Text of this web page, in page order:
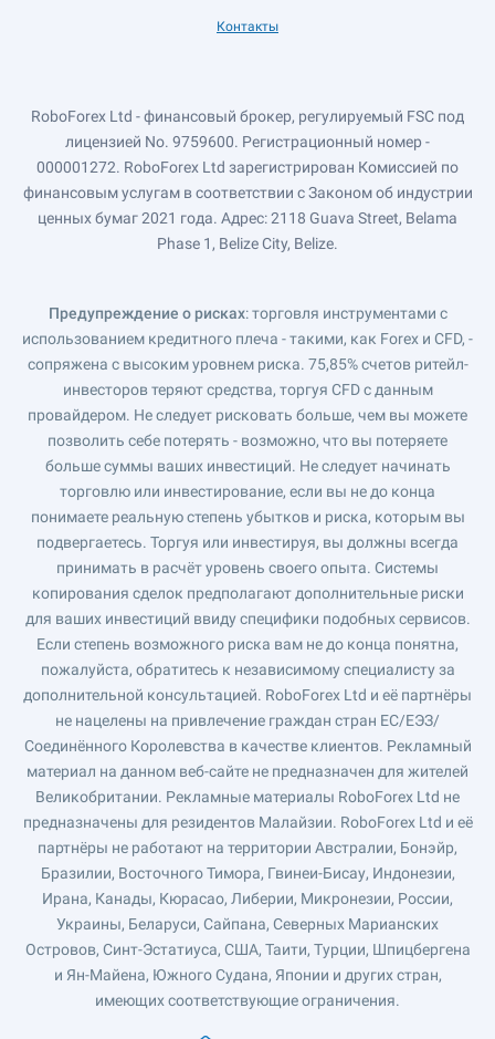
Контакты
RoboForex Ltd - финансовый брокер, регулируемый FSC под
лицензией No. 9759600. Регистрационный номер -
000001272. RoboForex Ltd зарегистрирован Комиссией по
финансовым услугам в соответствии с Законом об индустрии
ценных бумаг 2021 года. Адрес: 2118 Guava Street, Belama
Phase 1, Belize City, Belize.
Предупреждение о рисках: торговля инструментами с
использованием кредитного плеча - такими, как Forex и CFD, -
сопряжена с высоким уровнем риска. 75,85% счетов ритейл-
инвесторов теряют средства, торгуя CFD с данным
провайдером. Не следует рисковать больше, чем вы можете
позволить себе потерять - возможно, что вы потеряете
больше суммы ваших инвестиций. Не следует начинать
торговлю или инвестирование, если вы не до конца
понимаете реальную степень убытков и риска, которым вы
подвергаетесь. Торгуя или инвестируя, вы должны всегда
принимать в расчёт уровень своего опыта. Системы
копирования сделок предполагают дополнительные риски
для ваших инвестиций ввиду специфики подобных сервисов.
Если степень возможного риска вам не до конца понятна,
пожалуйста, обратитесь к независимому специалисту за
дополнительной консультацией. RoboForex Ltd и её партнёры
не нацелены на привлечение граждан стран ЕС/ЕЭЗ/
Соединённого Королевства в качестве клиентов. Рекламный
материал на данном веб-сайте не предназначен для жителей
Великобритании. Рекламные материалы RoboForex Ltd не
предназначены для резидентов Малайзии. RoboForex Ltd и её
партнёры не работают на территории Австралии, Бонэйр,
Бразилии, Восточного Тимора, Гвинеи-Бисау, Индонезии,
Ирана, Канады, Кюрасао, Либерии, Микронезии, России,
Украины, Беларуси, Сайпана, Северных Марианских
Островов, Синт-Эстатиуса, США, Таити, Турции, Шпицбергена
и Ян-Майена, Южного Судана, Японии и других стран,
имеющих соответствующие ограничения.